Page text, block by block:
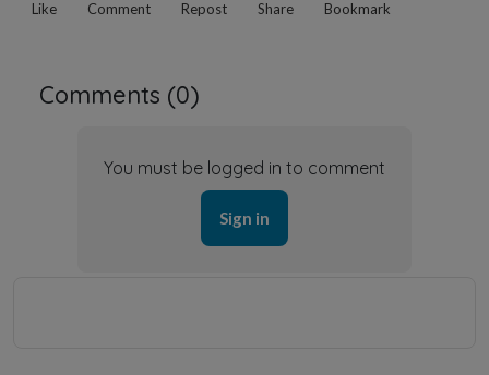
Like Comment Repost Share Bookmark
Comments (0)
You must be logged in to comment
Sign in